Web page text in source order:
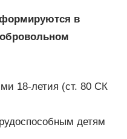
в
18-летия (ст. 80 СК
детям